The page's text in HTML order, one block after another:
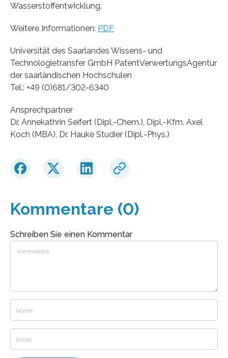
Wasserstoffentwicklung.
Weitere Informationen: PDF
Universität des Saarlandes Wissens- und
Technologietransfer GmbH PatentVerwertungsAgentur
der saarländischen Hochschulen
Tel.: +49 (0)681/302-6340
Ansprechpartner
Dr. Annekathrin Seifert (Dipl.-Chem.), Dipl.-Kfm. Axel
Koch (MBA), Dr. Hauke Studier (Dipl.-Phys.)
Kommentare (0)
Schreiben Sie einen Kommentar